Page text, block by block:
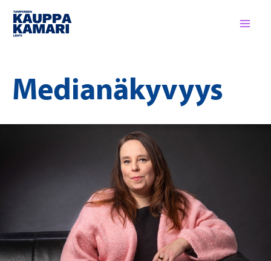
Siirry
sisältöön
Medianäkyvyys